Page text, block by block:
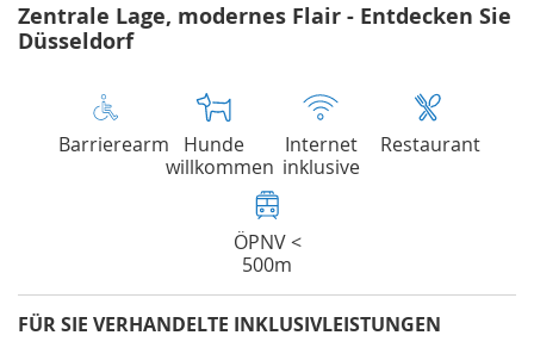
Zentrale Lage, modernes Flair - Entdecken Sie
Düsseldorf
Barrierearm
Hunde
willkommen
Internet
inklusive
Restaurant
ÖPNV <
500m
FÜR SIE VERHANDELTE INKLUSIVLEISTUNGEN